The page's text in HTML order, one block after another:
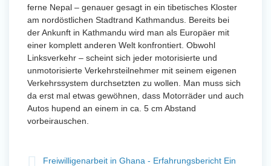
ferne Nepal – genauer gesagt in ein tibetisches Kloster
am nordöstlichen Stadtrand Kathmandus. Bereits bei
der Ankunft in Kathmandu wird man als Europäer mit
einer komplett anderen Welt konfrontiert. Obwohl
Linksverkehr – scheint sich jeder motorisierte und
unmotorisierte Verkehrsteilnehmer mit seinem eigenen
Verkehrssystem durchsetzten zu wollen. Man muss sich
da erst mal etwas gewöhnen, dass Motorräder und auch
Autos hupend an einem in ca. 5 cm Abstand
vorbeirauschen.
Freiwilligenarbeit in Ghana - Erfahrungsbericht Ein